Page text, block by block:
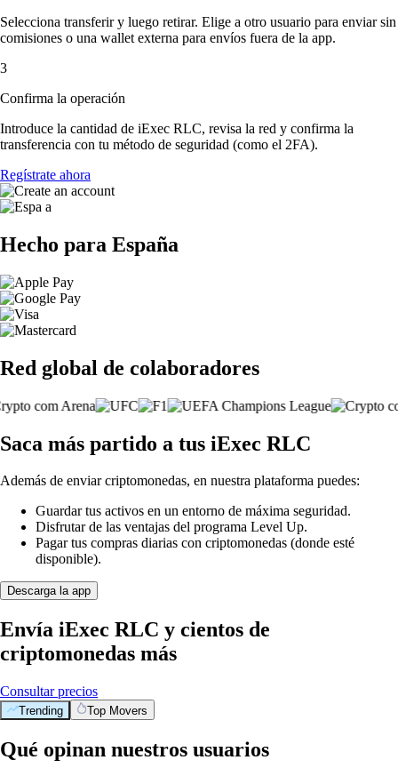
Selecciona transferir y luego retirar. Elige a otro usuario para enviar sin
comisiones o una wallet externa para envíos fuera de la app.
3
Confirma la operación
Introduce la cantidad de iExec RLC, revisa la red y confirma la
transferencia con tu método de seguridad (como el 2FA).
Regístrate ahora
Hecho para España
Red global de colaboradores
Saca más partido a tus iExec RLC
Además de enviar criptomonedas, en nuestra plataforma puedes:
Guardar tus activos en un entorno de máxima seguridad.
Disfrutar de las ventajas del programa Level Up.
Pagar tus compras diarias con criptomonedas (donde esté
disponible).
Descarga la app
Envía iExec RLC y cientos de
criptomonedas más
Consultar precios
Trending Top Movers
Qué opinan nuestros usuarios